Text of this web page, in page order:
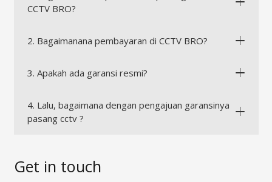
CCTV BRO?
2. Bagaimanana pembayaran di CCTV BRO?
3. Apakah ada garansi resmi?
4. Lalu, bagaimana dengan pengajuan garansinya
pasang cctv ?
Get in touch